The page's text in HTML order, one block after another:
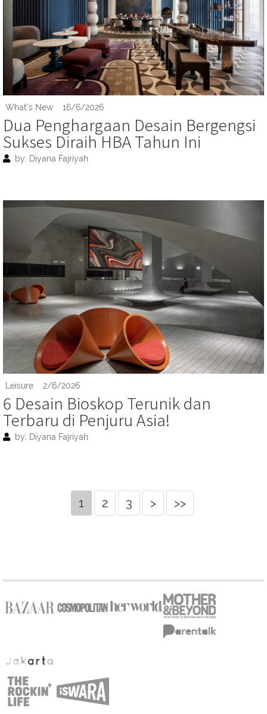
What's New 16/6/2026
Dua Penghargaan Desain Bergengsi
Sukses Diraih HBA Tahun Ini
by: Diyana Fajriyah
Leisure 2/6/2026
6 Desain Bioskop Terunik dan
Terbaru di Penjuru Asia!
by: Diyana Fajriyah
1 2 3 > >>